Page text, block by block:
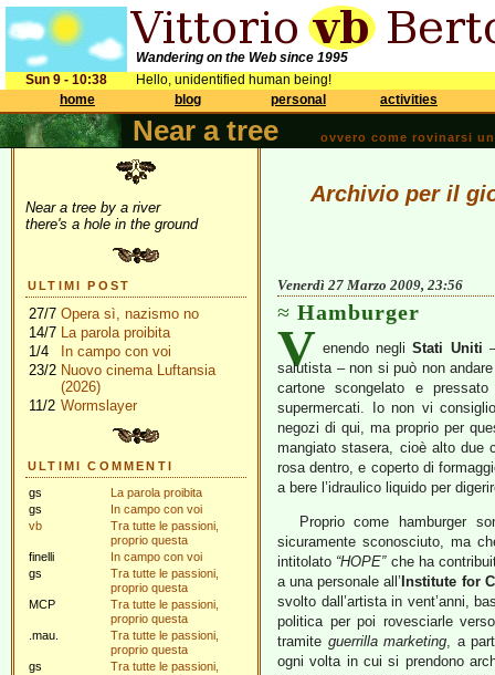
Wandering on the Web since 1995
Sun 9 - 10:38
Hello, unidentified human being!
home
blog personal activities
Near a tree ovvero come rovinarsi
Near a tree by a river
there's a hole in the ground
ULTIMI POST
27/7 Opera sì, nazismo no
14/7 La parola proibita
1/4
In campo con voi
23/2 Nuovo cinema Luftansia
(2026)
11/2 Wormslayer
ULTIMI COMMENTI
gs
La parola proibita
gs
In campo con voi
vb
Tra tutte le passioni,
proprio questa
finelli
In campo con voi
gs
Tra tutte le passioni,
proprio questa
MCP
Tra tutte le passioni,
proprio questa
.mau.
Tra tutte le passioni,
proprio questa
gs
Tra tutte le passioni,
Archivio per il
Venerdì 27 Marzo 2009, 23:56
Hamburger
V enendo negliStati Uniti
salutista – non si può non
cartone scongelato e
supermercati. Io non vi
negozi di qui, ma proprio per
mangiato stasera, cioè alto due
rosa dentro, e coperto di
a bere l’idraulico liquido per
Proprio come hamburger
sicuramente sconosciuto, ma
intitolato “HOPE”che ha
a una personale all’ Institute for
svolto dall’artista in vent’anni,
politica per poi rovesciarle
tramite guerrilla marketing, a
ogni volta in cui si prendono